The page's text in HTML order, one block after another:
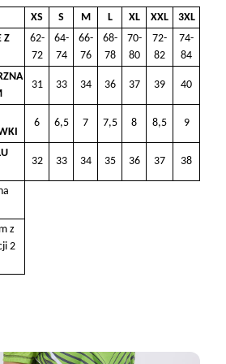
XS S M L XL XXL
3XL
Z
62-
72
64-
74
66-
76
68-
78
70-
80
72-
82
74-
84
31 33 34 36 37 39 40
6 6,5 7 7,5 8 8,5 9
32 33 34 35 36 37 38
z
2